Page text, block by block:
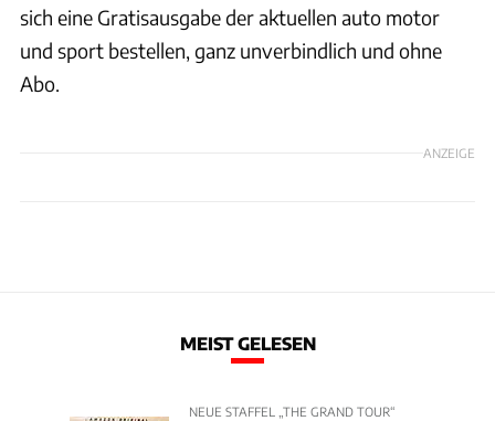
sich eine Gratisausgabe der aktuellen auto motor
und sport bestellen, ganz unverbindlich und ohne
Abo.
ANZEIGE
MEIST GELESEN
NEUE STAFFEL „THE GRAND TOUR“